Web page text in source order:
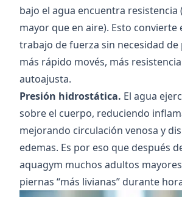
bajo el agua encuentra resistencia
mayor que en aire). Esto convierte
trabajo de fuerza sin necesidad de
más rápido movés, más
autoajusta.
Presión hidrostática. El agua
sobre el cuerpo, reduciendo
mejorando circulación venosa y
edemas. Es por eso que después
aquagym muchos adultos
piernas “más livianas” durante